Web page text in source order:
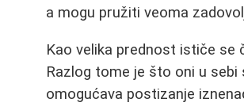
a mogu pružiti veoma
Kao velika prednost ističe se
Razlog tome je što oni u
omogućava postizanje